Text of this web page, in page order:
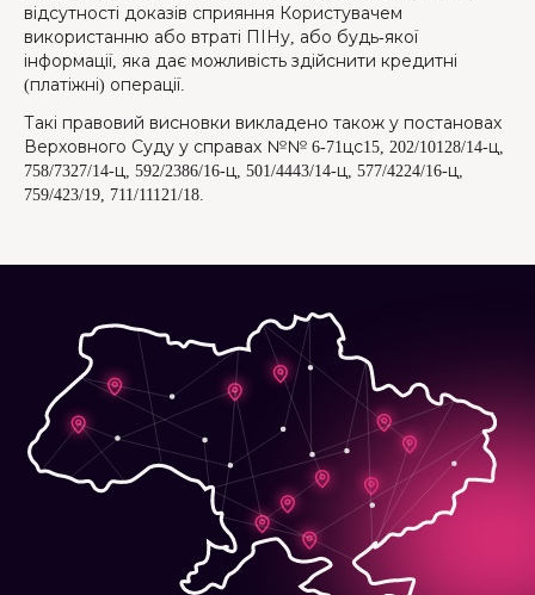
відсутності доказів сприяння Користувачем
використанню або втраті ПІНу, або будь-якої
інформації, яка дає можливість здійснити кредитні
(платіжні) операції.
Такі правовий висновки викладено також у постановах
Верховного Суду у справах №№ 6-71цс15, 202/10128/14-ц,
758/7327/14-ц, 592/2386/16-ц, 501/4443/14-ц, 577/4224/16-ц,
759/423/19, 711/11121/18.